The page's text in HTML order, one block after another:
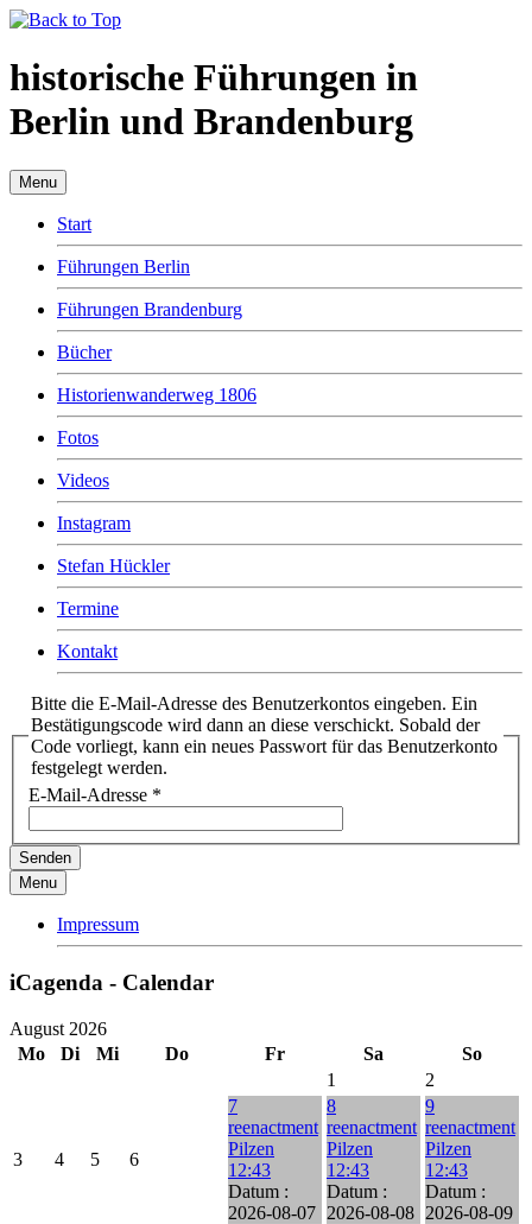
historische Führungen in
Berlin und Brandenburg
Menu
Start
Führungen Berlin
Führungen Brandenburg
Bücher
Historienwanderweg 1806
Fotos
Videos
Instagram
Stefan Hückler
Termine
Kontakt
Bitte die E-Mail-Adresse des Benutzerkontos eingeben. Ein
Bestätigungscode wird dann an diese verschickt. Sobald der
Code vorliegt, kann ein neues Passwort für das Benutzerkonto
festgelegt werden.
E-Mail-Adresse *
Senden
Menu
Impressum
iCagenda - Calendar
Jahr
Monat
Jahr
Monat
August 2026
Mo
Di Mi Do Fr Sa
So
1
2
3 4 5 6
7
reenactment
Pilzen
12:43
Datum :
2026-08-07
8
reenactment
Pilzen
12:43
Datum :
2026-08-08
9
reenactment
Pilzen
12:43
Datum :
2026-08-09